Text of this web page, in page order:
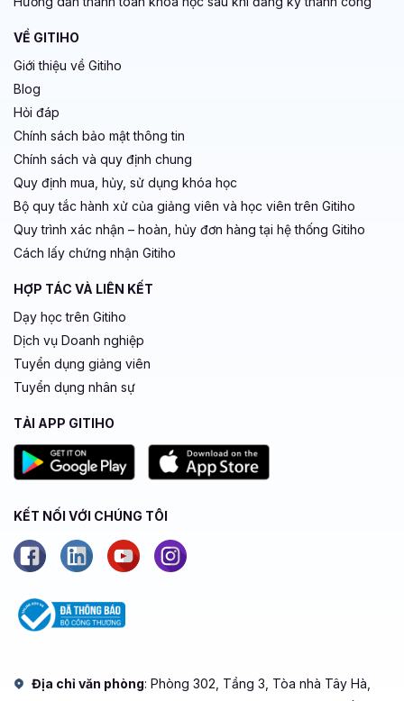
VỀ GITIHO
Giới thiệu về Gitiho
Blog
Hỏi đáp
Chính sách bảo mật thông tin
Chính sách và quy định chung
Quy định mua, hủy, sử dụng khóa học
Bộ quy tắc hành xử của giảng viên và học viên trên Gitiho
Quy trình xác nhận – hoàn, hủy đơn hàng tại hệ thống Gitiho
Cách lấy chứng nhận Gitiho
HỢP TÁC VÀ LIÊN KẾT
Dạy học trên Gitiho
Dịch vụ Doanh nghiệp
Tuyển dụng giảng viên
Tuyển dụng nhân sự
TẢI APP GITIHO
KẾT NỐI VỚI CHÚNG TÔI
Địa chỉ văn phòng: Phòng 302, Tầng 3, Tòa nhà Tây Hà,